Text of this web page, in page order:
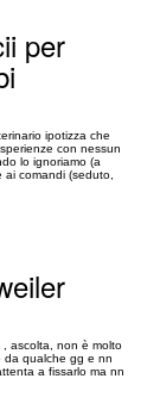
per
ipotizza che
con nessun
lo ignoriamo (a
comandi (seduto,
ascolta, non è molto
da qualche gg e nn
a fissarlo ma nn